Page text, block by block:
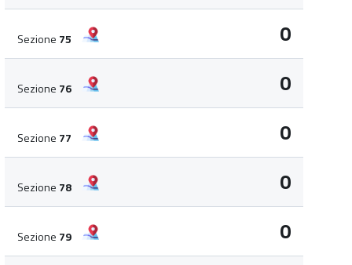
Sezione 75 0
Sezione 76 0
Sezione 77 0
Sezione 78 0
Sezione 79 0